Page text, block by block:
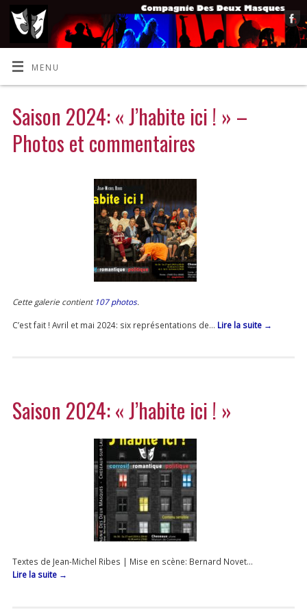
MENU
Saison 2024: « J’habite ici ! » –
Photos et commentaires
Cette galerie contient107 photos.
C’est fait ! Avril et mai 2024: six représentations de… Lire la suite →
Saison 2024: « J’habite ici ! »
Textes de Jean-Michel Ribes | Mise en scène: Bernard Novet…
Lire la suite →